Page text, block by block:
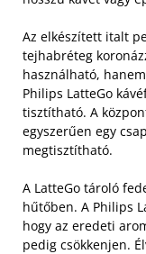
Az elkészített italt
tejhabréteg
használható,
Philips LatteGo
tisztítható. A
egyszerűen egy
megtisztítható.
A LatteGo tároló
hűtőben. A Philips
hogy az eredeti
pedig csökkenjen.